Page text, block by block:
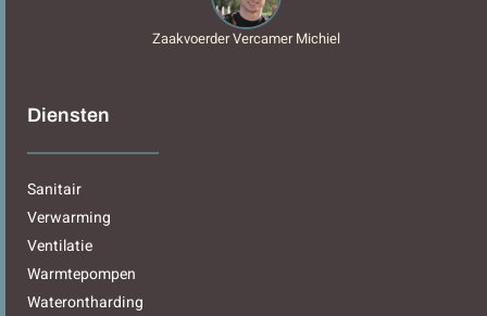
Zaakvoerder Vercamer Michiel
Diensten
Sanitair
Verwarming
Ventilatie
Warmtepompen
Waterontharding